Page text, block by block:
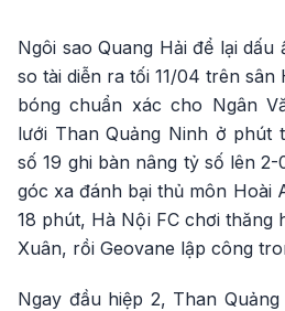
Ngôi sao Quang Hải để lại
so tài diễn ra tối 11/04 trên
bóng chuẩn xác cho Ngân
lưới Than Quảng Ninh ở phút
số 19 ghi bàn nâng tỷ số lên
góc xa đánh bại thủ môn Hoài
18 phút, Hà Nội FC chơi thăng
Xuân, rồi Geovane lập công
Ngay đầu hiệp 2, Than